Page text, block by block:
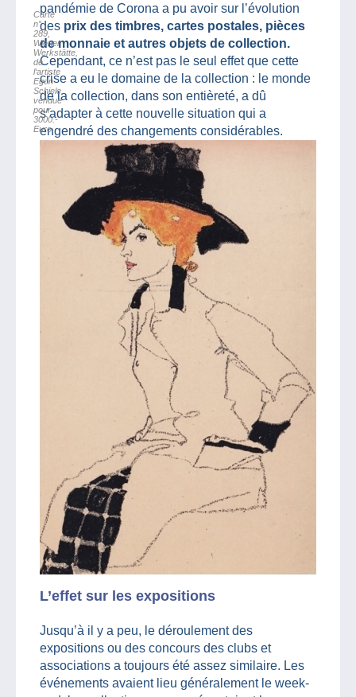
pandémie de Corona a pu avoir sur l’évolution
des prix des timbres, cartes postales, pièces
de monnaie et autres objets de collection.
Cependant, ce n’est pas le seul effet que cette
crise a eu le domaine de la collection : le monde
de la collection, dans son entièreté, a dû
s’adapter à cette nouvelle situation qui a
engendré des changements considérables.
Carte
n°
289,
Wiener
Werkstätte,
de
l‘artiste
Egon
Schiele,
vendue
pour
3000.-
Euro.
L’effet sur les expositions
Jusqu’à il y a peu, le déroulement des
expositions ou des concours des clubs et
associations a toujours été assez similaire. Les
événements avaient lieu généralement le week-